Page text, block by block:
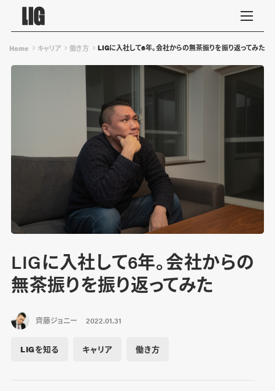
Home キャリア 働き方 LIGに入社して6年。会社からの無茶振りを振り返ってみた
LIGに入社して6年。会社からの
無茶振りを振り返ってみた
齊藤ジョニー 2022.01.31
LIGを知る キャリア 働き方